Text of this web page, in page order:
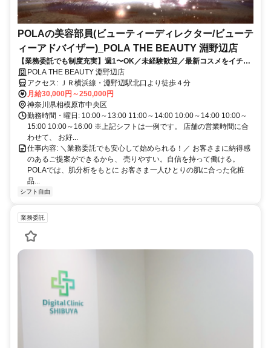
POLAの美容部員(ビューティーディレクター/ビューテ
ィーアドバイザー)_POLA THE BEAUTY 淵野辺店
【業務委託でも制度充実】週1〜OK／未経験歓迎／最新コスメをイチ早
くお試し♪お客様も自分もキレイに／Wワーク・副業
POLA THE BEAUTY 淵野辺店
アクセス: ＪＲ横浜線・淵野辺駅北口より徒歩４分
月給30,000円～250,000円
神奈川県相模原市中央区
勤務時間・曜日: 10:00～13:00 11:00～14:00 10:00～14:00 10:00～
15:00 10:00～16:00 ※上記シフトは一例です。 店舗の営業時間に合
わせて、 お好...
仕事内容: ＼業務委託でも安心して始められる！／ お客さまに納得感
のあるご提案ができるから、 売りやすい。自信を持って働ける。
POLAでは、肌分析をもとに お客さま一人ひとりの肌に合った化粧
品...
シフト自由
業務委託